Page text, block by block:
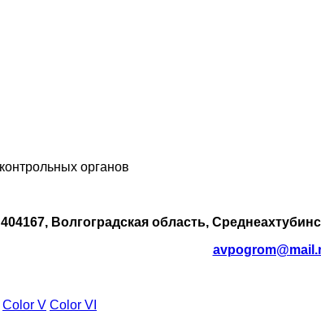
404167, Волгоградская область,
Color V Color VI